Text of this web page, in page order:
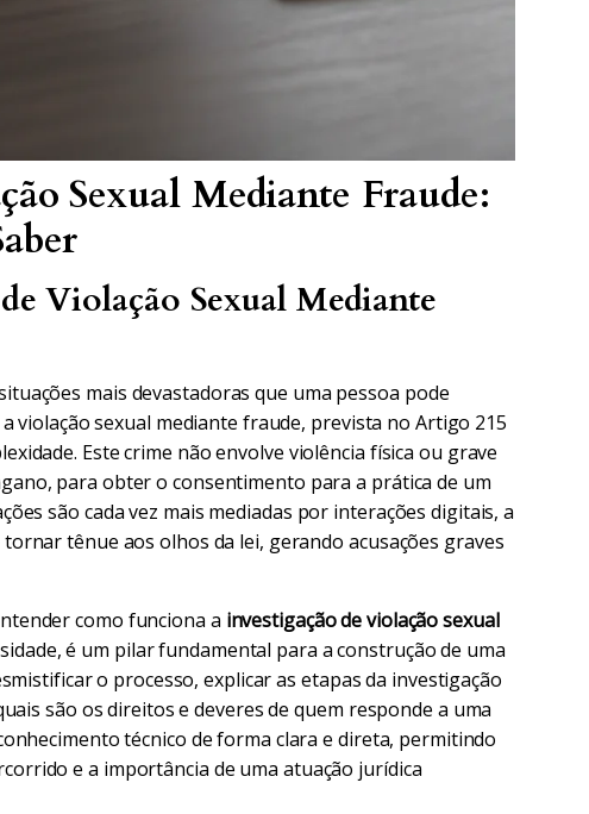
Sexual Mediante Fraude:
Violação Sexual Mediante
mais devastadoras que uma pessoa pode
violação sexual mediante fraude, prevista no Artigo 215
Este crime não envolve violência física ou grave
para obter o consentimento para a prática de um
são cada vez mais mediadas por interações digitais, a
tênue aos olhos da lei, gerando acusações graves
como funciona a investigação de violação sexual
é um pilar fundamental para a construção de uma
o processo, explicar as etapas da investigação
são os direitos e deveres de quem responde a uma
técnico de forma clara e direta, permitindo
e a importância de uma atuação jurídica